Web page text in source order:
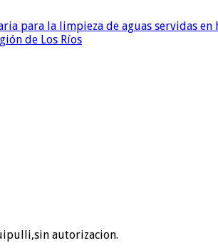
para la limpieza de aguas servidas
de Los Ríos
autorizacion.